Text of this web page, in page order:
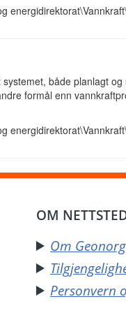
både planlagt
formål enn